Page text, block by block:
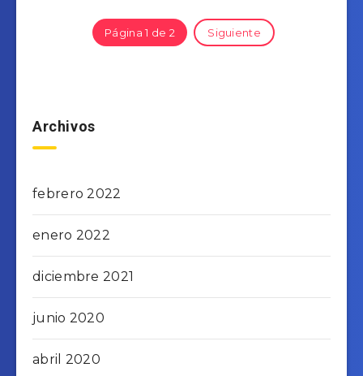
Página 1 de 2 Siguiente
Archivos
febrero 2022
enero 2022
diciembre 2021
junio 2020
abril 2020